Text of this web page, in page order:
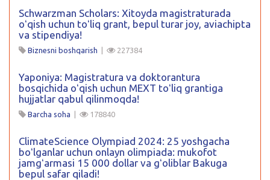
Schwarzman Scholars: Xitoyda magistraturada
oʻqish uchun toʻliq grant, bepul turar joy, aviachipta
va stipendiya!
Biznesni boshqarish | 227384
Yaponiya: Magistratura va doktorantura
bosqichida oʻqish uchun MEXT toʻliq grantiga
hujjatlar qabul qilinmoqda!
Barcha soha | 178840
ClimateScience Olympiad 2024: 25 yoshgacha
boʻlganlar uchun onlayn olimpiada: mukofot
jamgʻarmasi 15 000 dollar va gʻoliblar Bakuga
bepul safar qiladi!